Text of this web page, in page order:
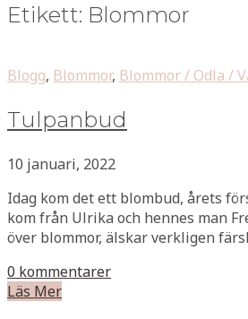
Etikett: Blommor
Blogg, Blommor, Blommor / Odla /
Tulpanbud
10 januari, 2022
Idag kom det ett blombud, årets
kom från Ulrika och hennes man
över blommor, älskar verkligen
0 kommentarer
Läs Mer